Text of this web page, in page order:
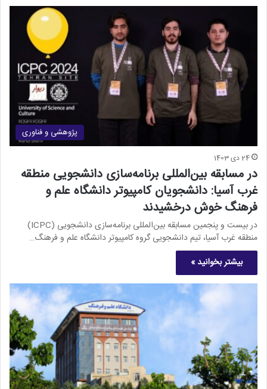
پژوهشی و فناوری
24 دی 1403
در مسابقه بین‌المللی برنامه‌سازی دانشجویی منطقه
غرب آسیا: دانشجویان کامپیوتر دانشگاه علم و
فرهنگ خوش درخشیدند
در بیست و پنجمین مسابقه بین‌المللی برنامه‌سازی دانشجویی (ICPC)
منطقه غرب آسیا، تیم دانشجویی گروه کامپیوتر دانشگاه علم و فرهنگ…
بیشتر بخوانید »